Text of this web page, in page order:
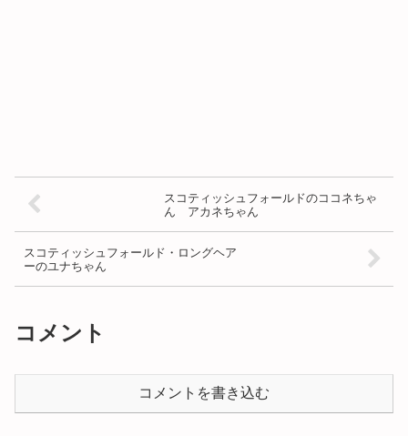
スコティッシュフォールドのココネちゃ
ん アカネちゃん
スコティッシュフォールド・ロングヘア
ーのユナちゃん
コメント
コメントを書き込む